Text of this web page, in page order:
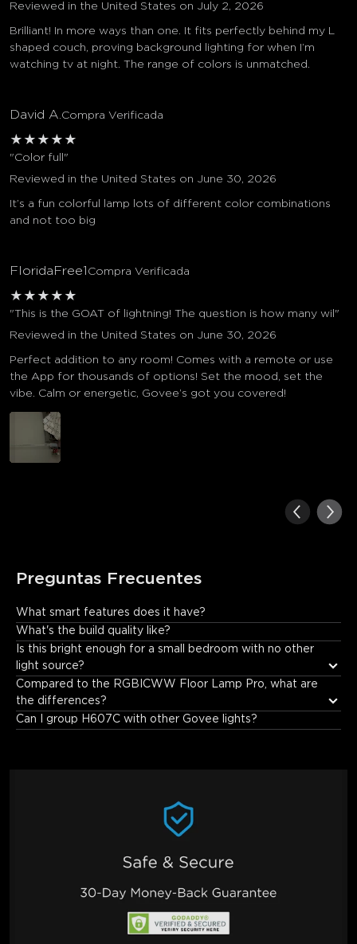
Reviewed in the United States on July 2, 2026
Brilliant! In more ways than one. It fits perfectly behind my L
shaped couch, proving background lighting for when I’m
watching tv at night. The range of colors is unmatched.
David A.Compra Verificada
★ ★ ★ ★ ★
"Color full"
Reviewed in the United States on June 30, 2026
It’s a fun colorful lamp lots of different color combinations
and not too big
FloridaFree1 Compra Verificada
★ ★ ★ ★ ★
"This is the GOAT of lightning! The question is how many wil"
Reviewed in the United States on June 30, 2026
Perfect addition to any room! Comes with a remote or use
the App for thousands of options! Set the mood, set the
vibe. Calm or energetic, Govee’s got you covered!
Preguntas Frecuentes
What smart features does it have?
Works with Govee Home App, Alexa, and Google Assistant for
voice control, schedules, and scenes.
What's the build quality like?
Is this bright enough for a small bedroom with no other
light source?
Compared to the RGBICWW Floor Lamp Pro, what are
the differences?
Can I group H607C with other Govee lights?